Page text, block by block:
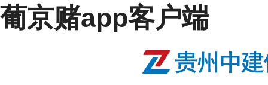
葡京赌app客户端